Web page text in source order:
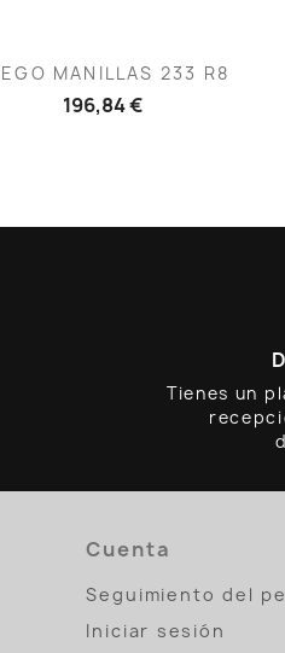
Vista rápida
MANILLAS 233 R8
196,84 €
Tienes un
Cuenta
Seguimiento del
Iniciar sesión